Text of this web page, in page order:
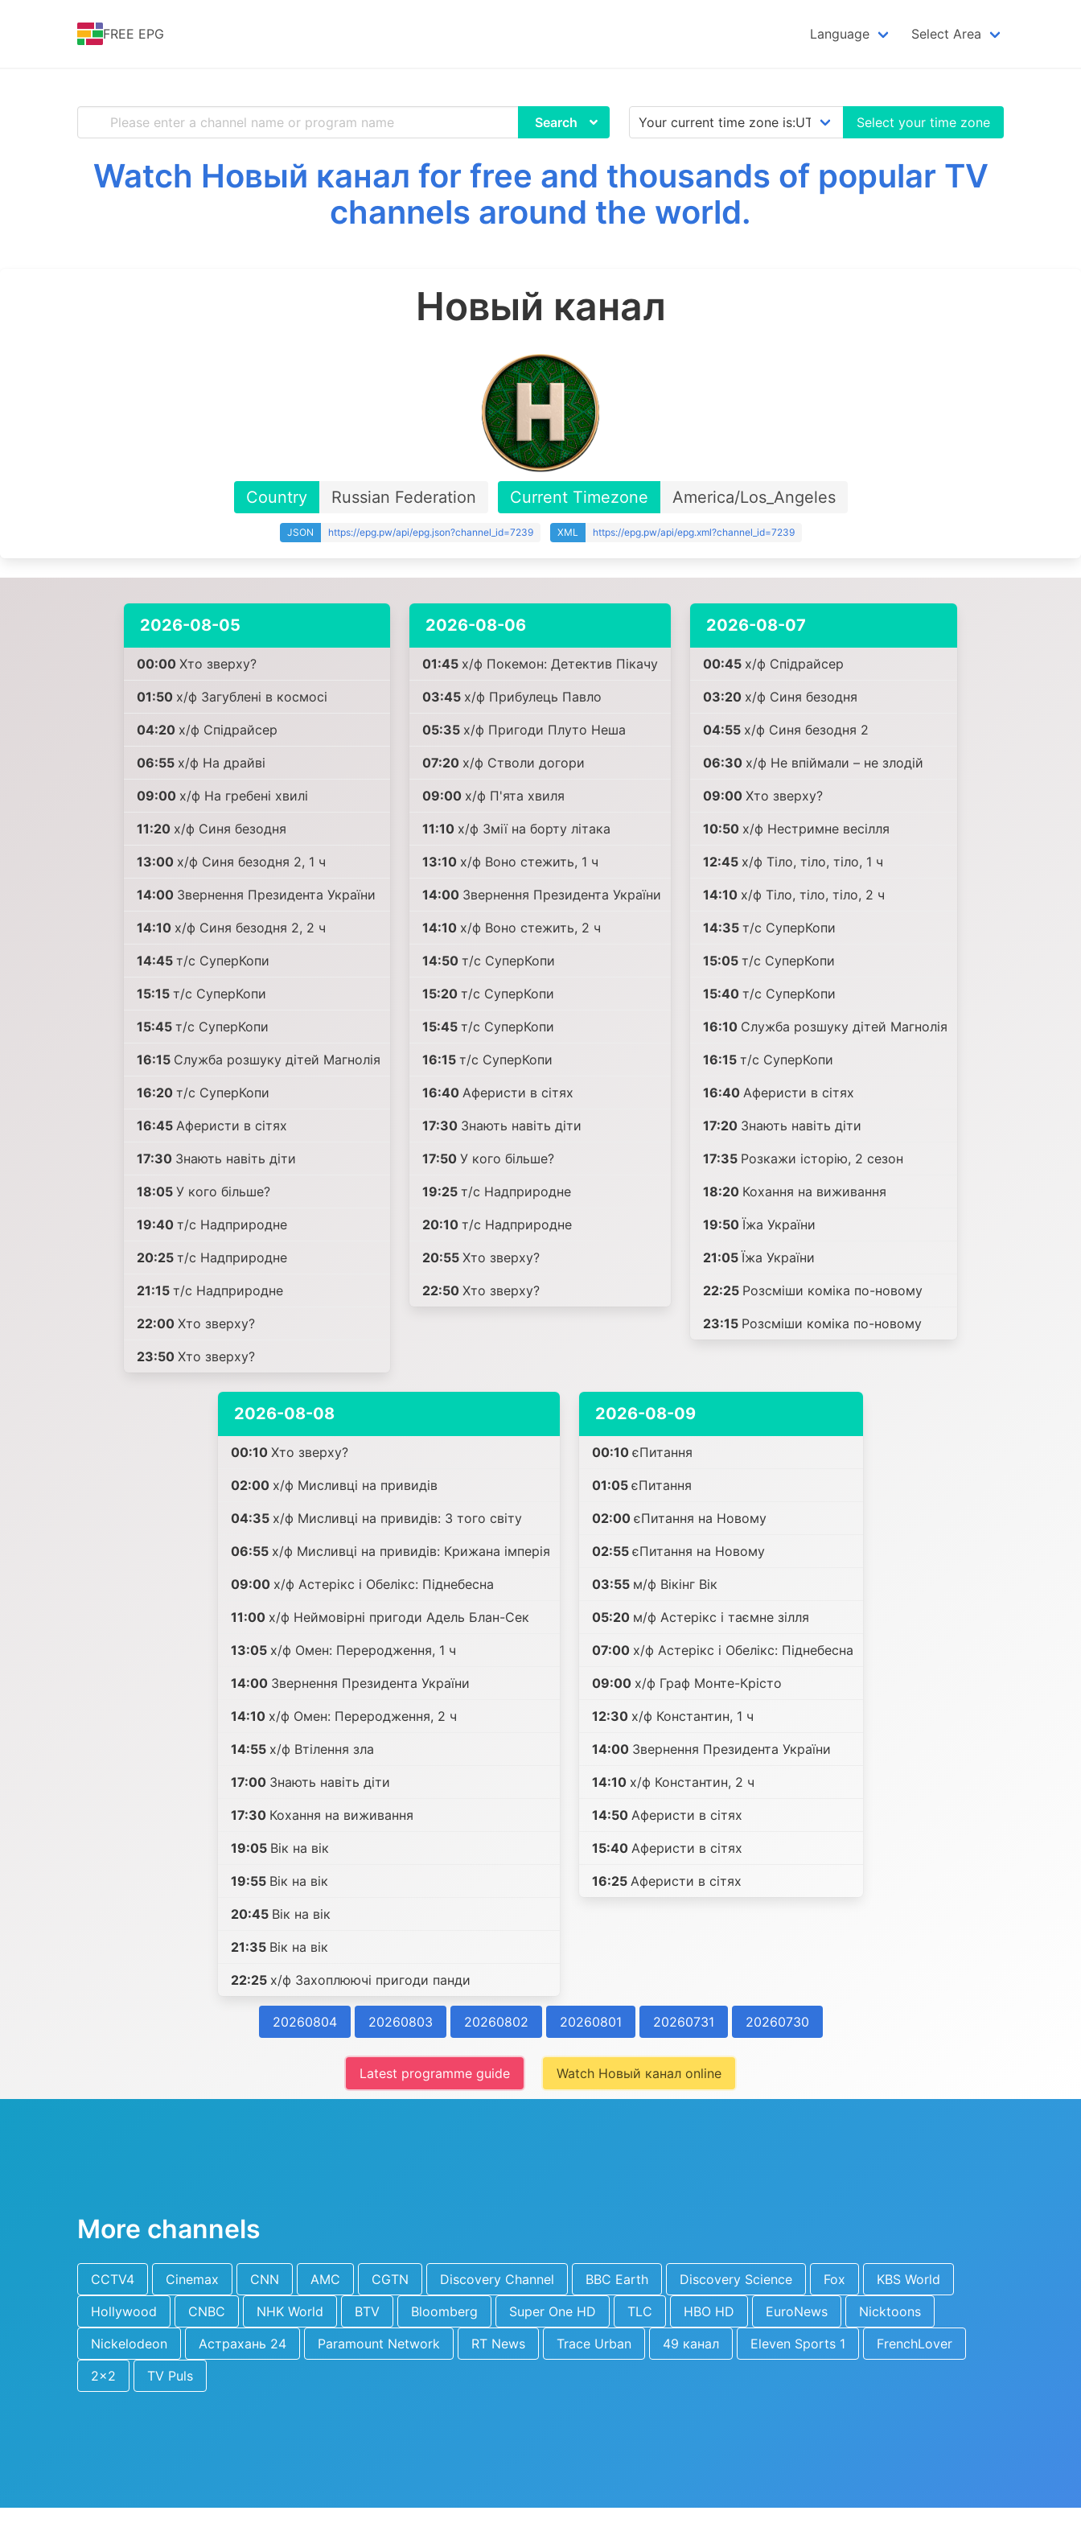
FREE EPG Language Select Area
Search Select your time zone
Watch Новый канал for free and thousands of popular TV
channels around the world.
Новый канал
Country Russian Federation Current Timezone America/Los_Angeles
JSON https://epg.pw/api/epg.json?channel_id=7239 XML https://epg.pw/api/epg.xml?channel_id=7239
2026-08-05
00:00 Хто зверху?
01:50 х/ф Загублені в космосі
04:20 х/ф Спідрайсер
06:55 х/ф На драйві
09:00 х/ф На гребені хвилі
11:20 х/ф Синя безодня
13:00 х/ф Синя безодня 2, 1 ч
14:00 Звернення Президента України
14:10 х/ф Синя безодня 2, 2 ч
14:45 т/с СуперКопи
15:15 т/с СуперКопи
15:45 т/с СуперКопи
16:15 Служба розшуку дітей Магнолія
16:20 т/с СуперКопи
16:45 Аферисти в сітях
17:30 Знають навіть діти
18:05 У кого більше?
19:40 т/с Надприродне
20:25 т/с Надприродне
21:15 т/с Надприродне
22:00 Хто зверху?
23:50 Хто зверху?
2026-08-06
01:45 х/ф Покемон: Детектив Пікачу
03:45 х/ф Прибулець Павло
05:35 х/ф Пригоди Плуто Неша
07:20 х/ф Стволи догори
09:00 х/ф П'ята хвиля
11:10 х/ф Змії на борту літака
13:10 х/ф Воно стежить, 1 ч
14:00 Звернення Президента України
14:10 х/ф Воно стежить, 2 ч
14:50 т/с СуперКопи
15:20 т/с СуперКопи
15:45 т/с СуперКопи
16:15 т/с СуперКопи
16:40 Аферисти в сітях
17:30 Знають навіть діти
17:50 У кого більше?
19:25 т/с Надприродне
20:10 т/с Надприродне
20:55 Хто зверху?
22:50 Хто зверху?
2026-08-07
00:45 х/ф Спідрайсер
03:20 х/ф Синя безодня
04:55 х/ф Синя безодня 2
06:30 х/ф Не впіймали – не злодій
09:00 Хто зверху?
10:50 х/ф Нестримне весілля
12:45 х/ф Тіло, тіло, тіло, 1 ч
14:10 х/ф Тіло, тіло, тіло, 2 ч
14:35 т/с СуперКопи
15:05 т/с СуперКопи
15:40 т/с СуперКопи
16:10 Служба розшуку дітей Магнолія
16:15 т/с СуперКопи
16:40 Аферисти в сітях
17:20 Знають навіть діти
17:35 Розкажи історію, 2 сезон
18:20 Кохання на виживання
19:50 Їжа України
21:05 Їжа України
22:25 Розсміши коміка по-новому
23:15 Розсміши коміка по-новому
2026-08-08
00:10 Хто зверху?
02:00 х/ф Мисливці на привидів
04:35 х/ф Мисливці на привидів: З того світу
06:55 х/ф Мисливці на привидів: Крижана імперія
09:00 х/ф Астерікс і Обелікс: Піднебесна
11:00 х/ф Неймовірні пригоди Адель Блан-Сек
13:05 х/ф Омен: Переродження, 1 ч
14:00 Звернення Президента України
14:10 х/ф Омен: Переродження, 2 ч
14:55 х/ф Втілення зла
17:00 Знають навіть діти
17:30 Кохання на виживання
19:05 Вік на вік
19:55 Вік на вік
20:45 Вік на вік
21:35 Вік на вік
22:25 х/ф Захоплюючі пригоди панди
2026-08-09
00:10 єПитання
01:05 єПитання
02:00 єПитання на Новому
02:55 єПитання на Новому
03:55 м/ф Вікінг Вік
05:20 м/ф Астерікс і таємне зілля
07:00 х/ф Астерікс і Обелікс: Піднебесна
09:00 х/ф Граф Монте-Крісто
12:30 х/ф Константин, 1 ч
14:00 Звернення Президента України
14:10 х/ф Константин, 2 ч
14:50 Аферисти в сітях
15:40 Аферисти в сітях
16:25 Аферисти в сітях
20260804 20260803 20260802 20260801 20260731 20260730
Latest programme guide Watch Новый канал online
More channels
CCTV4 Cinemax CNN AMC CGTN Discovery Channel BBC Earth Discovery Science Fox
KBS World
Hollywood
CNBC NHK World BTV Bloomberg Super One HD TLC HBO HD EuroNews
Nicktoons
Nickelodeon
Астрахань 24 Paramount Network RT News Trace Urban 49 канал Eleven Sports 1
FrenchLover
2x2
TV Puls